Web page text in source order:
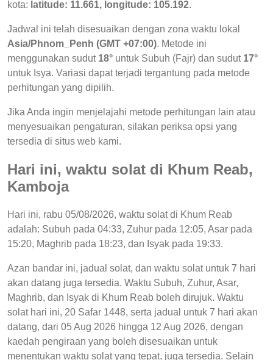
kota: latitude: 11.661, longitude: 105.192.
Jadwal ini telah disesuaikan dengan zona waktu lokal
Asia/Phnom_Penh (GMT +07:00). Metode ini
menggunakan sudut 18° untuk Subuh (Fajr) dan sudut 17°
untuk Isya. Variasi dapat terjadi tergantung pada metode
perhitungan yang dipilih.
Jika Anda ingin menjelajahi metode perhitungan lain atau
menyesuaikan pengaturan, silakan periksa opsi yang
tersedia di situs web kami.
Hari ini, waktu solat di Khum Reab,
Kamboja
Hari ini, rabu 05/08/2026, waktu solat di Khum Reab
adalah: Subuh pada 04:33, Zuhur pada 12:05, Asar pada
15:20, Maghrib pada 18:23, dan Isyak pada 19:33.
Azan bandar ini, jadual solat, dan waktu solat untuk 7 hari
akan datang juga tersedia. Waktu Subuh, Zuhur, Asar,
Maghrib, dan Isyak di Khum Reab boleh dirujuk. Waktu
solat hari ini, 20 Safar 1448, serta jadual untuk 7 hari akan
datang, dari 05 Aug 2026 hingga 12 Aug 2026, dengan
kaedah pengiraan yang boleh disesuaikan untuk
menentukan waktu solat yang tepat, juga tersedia. Selain